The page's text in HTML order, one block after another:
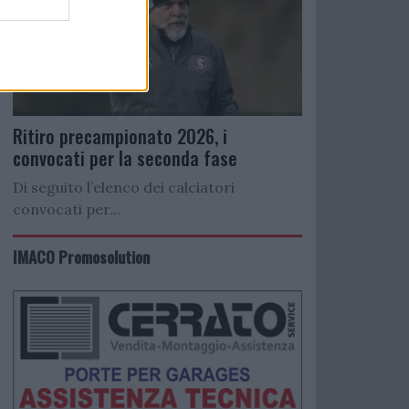
Ritiro precampionato 2026, i
convocati per la seconda fase
Di seguito l’elenco dei calciatori
convocati per...
IMACO Promosolution